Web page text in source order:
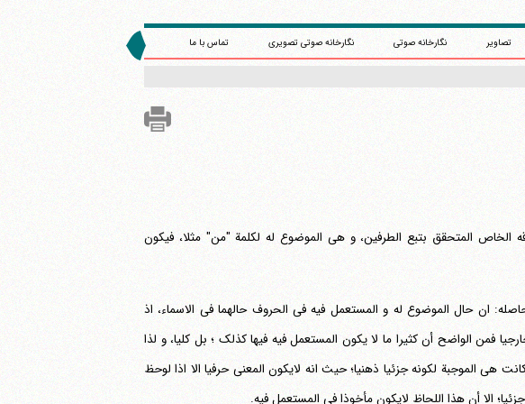
تصاویر نگارخانه صوتی نگارخانه صوتی تصویری تماس با ما
الخاص المتحقق بتبع الطرفین، و هی الموضوع له لکلمة "من" مثلا، فیکون
ان حال الموضوع له و المستعمل فیه فی الحروف حالهما فی الاسماء، اذ
فمن الواضح أن کثیرا ما لا یکون المستعمل فیه فیها کذلک ؛ بل کلیا، و لذا
هی الموجبة لکونه جزئیا ذهنیا؛ حیث انه لایکون المعنی حرفیا الا اذا لوحظ
الا أن هذا اللحاظ لایکون مأخوذا فی المستعمل فیه.
کد پستی: 3713744381